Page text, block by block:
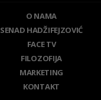
O NAMA
SENAD HADŽIFEJZOVIĆ
FACE TV
FILOZOFIJA
MARKETING
KONTAKT